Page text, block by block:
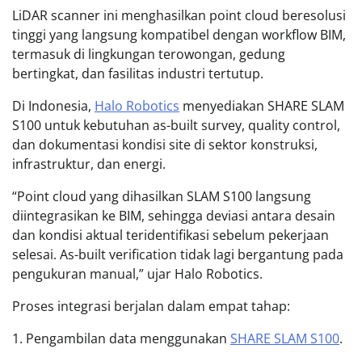
LiDAR scanner ini menghasilkan point cloud beresolusi
tinggi yang langsung kompatibel dengan workflow BIM,
termasuk di lingkungan terowongan, gedung
bertingkat, dan fasilitas industri tertutup.
Di Indonesia, Halo Robotics menyediakan SHARE SLAM
S100 untuk kebutuhan as-built survey, quality control,
dan dokumentasi kondisi site di sektor konstruksi,
infrastruktur, dan energi.
“Point cloud yang dihasilkan SLAM S100 langsung
diintegrasikan ke BIM, sehingga deviasi antara desain
dan kondisi aktual teridentifikasi sebelum pekerjaan
selesai. As-built verification tidak lagi bergantung pada
pengukuran manual,” ujar Halo Robotics.
Proses integrasi berjalan dalam empat tahap:
1. Pengambilan data menggunakan SHARE SLAM S100.